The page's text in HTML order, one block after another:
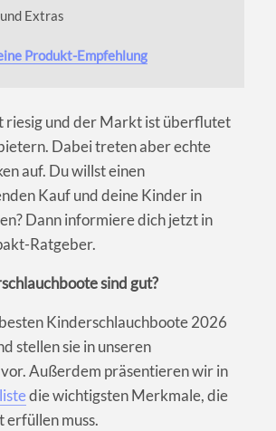
Extras
Produkt-Empfehlung
riesig und der Markt ist überflutet
Dabei treten aber echte
auf. Du willst einen
Kauf und deine Kinder in
Dann informiere dich jetzt in
Ratgeber.
sind gut?
Kinderschlauchboote 2026
stellen sie in unseren
vor. Außerdem präsentieren wir in
die wichtigsten Merkmale, die
erfüllen muss.